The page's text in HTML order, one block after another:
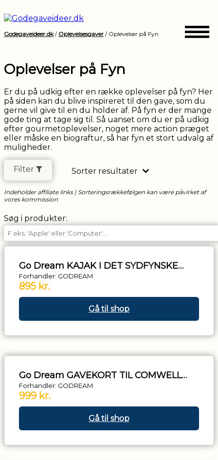
Godegaveideer.dk/ Oplevelsesgaver / Oplevelser på Fyn
Oplevelser på Fyn
Er du på udkig efter en række oplevelser på fyn? Her
på siden kan du blive inspireret til den gave, som du
gerne vil give til en du holder af. På fyn er der mange
gode ting at tage sig til. Så uanset om du er på udkig
efter gourmetoplevelser, noget mere action præget
eller måske en biograftur, så har fyn et stort udvalg af
muligheder.
Vis
produkter
på
Ja
Vælg
maksimal
pris:
3996
Boligtilbehør
Sko
Elektonik
Tøj
Fitness
drikke
Diverse
Oplevelser
Filter Sorter resultater
Indeholder affiliate links | Sorteringsrækkefølgen kan være påvirket af
vores kommission
Søg i produkter:
Go Dream KAJAK I DET SYDFYNSKE
ØHAV- Oplevelsesgaver ADVENTURE
Forhandler: GODREAM
895 kr.
Gå til shop
Go Dream GAVEKORT TIL COMWELL
H.C. ANDERSEN- Oplevelsesgaver STAY
Forhandler: GODREAM
999 kr.
Gå til shop